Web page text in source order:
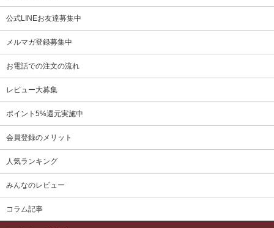
公式LINEお友達募集中
メルマガ登録募集中
お電話での注文の流れ
レビュー大募集
ポイント5%還元実施中
会員登録のメリット
人気ランキング
みんなのレビュー
コラム記事